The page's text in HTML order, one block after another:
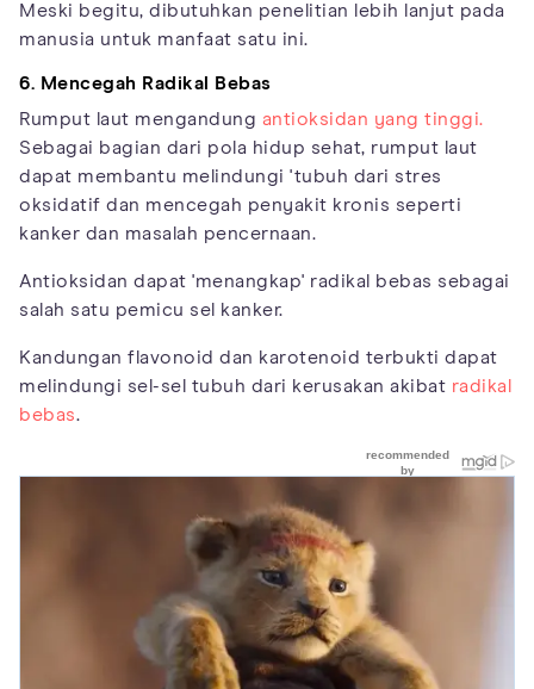
Meski begitu, dibutuhkan penelitian lebih lanjut pada
manusia untuk manfaat satu ini.
6. Mencegah Radikal Bebas
Rumput laut mengandung antioksidan yang tinggi.
Sebagai bagian dari pola hidup sehat, rumput laut
dapat membantu melindungi 'tubuh dari stres
oksidatif dan mencegah penyakit kronis seperti
kanker dan masalah pencernaan.
Antioksidan dapat 'menangkap' radikal bebas sebagai
salah satu pemicu sel kanker.
Kandungan flavonoid dan karotenoid terbukti dapat
melindungi sel-sel tubuh dari kerusakan akibat radikal
bebas.